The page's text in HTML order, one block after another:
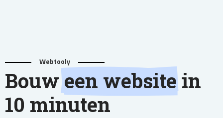
Webtooly
Bouw een website in
10 minuten